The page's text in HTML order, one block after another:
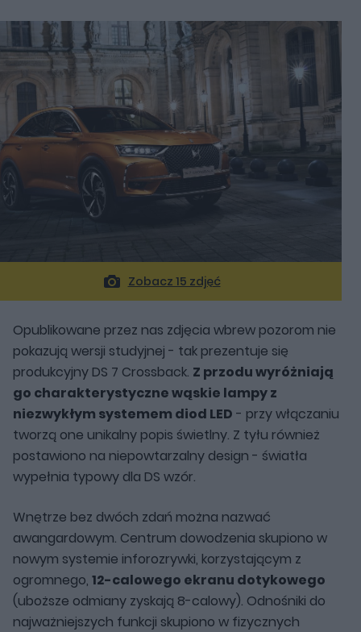
Zobacz 15 zdjęć
Opublikowane przez nas zdjęcia wbrew pozorom nie
pokazują wersji studyjnej - tak prezentuje się
produkcyjny DS 7 Crossback. Z przodu wyróżniają
go charakterystyczne wąskie lampy z
niezwykłym systemem diod LED - przy włączaniu
tworzą one unikalny popis świetlny. Z tyłu również
postawiono na niepowtarzalny design - światła
wypełnia typowy dla DS wzór.
Wnętrze bez dwóch zdań można nazwać
awangardowym. Centrum dowodzenia skupiono w
nowym systemie inforozrywki, korzystającym z
ogromnego, 12-calowego ekranu dotykowego
(uboższe odmiany zyskają 8-calowy). Odnośniki do
najważniejszych funkcji skupiono w fizycznych